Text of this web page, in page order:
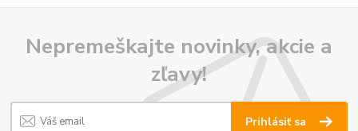
Nepremeškajte novinky, akcie a
zľavy!
Prihlásiť sa